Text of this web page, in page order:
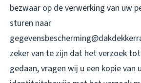
bezwaar op de verwerking van uw
sturen naar
zeker van te zijn dat het verzoek
gedaan, vragen wij u een kopie van